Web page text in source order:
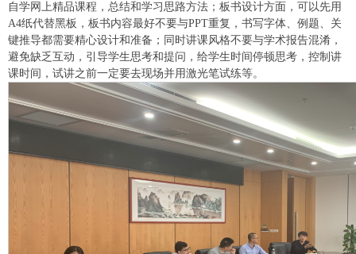
自学网上精品课程，总结和学习思路方法；板书设计方面，可以先用
A4纸代替黑板，板书内容最好不要与PPT重复，书写字体、例题、关
键推导都需要精心设计和准备；同时讲课风格不要与学术报告混淆，
避免缺乏互动，引导学生思考和提问，给学生时间停顿思考，控制讲
课时间，试讲之前一定要去现场并用激光笔试练等。